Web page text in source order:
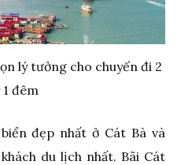
lý tưởng cho chuyến đi 2
đêm
đẹp nhất ở Cát Bà và
du lịch nhất. Bãi Cát